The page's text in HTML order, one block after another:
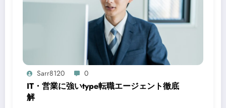
Sarr8120 0
IT・営業に強いtype転職エージェント徹底
解